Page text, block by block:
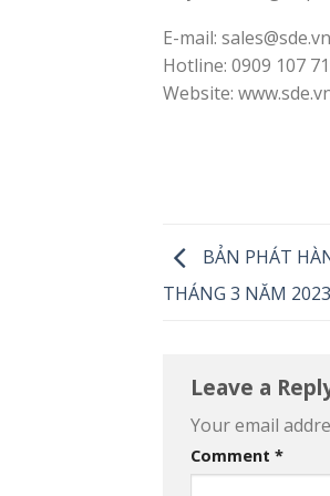
E-mail:
Hotline: 0909 107
Website:
BẢN PHÁT
THÁNG 3 NĂM
Leave a
Your email
Comment *